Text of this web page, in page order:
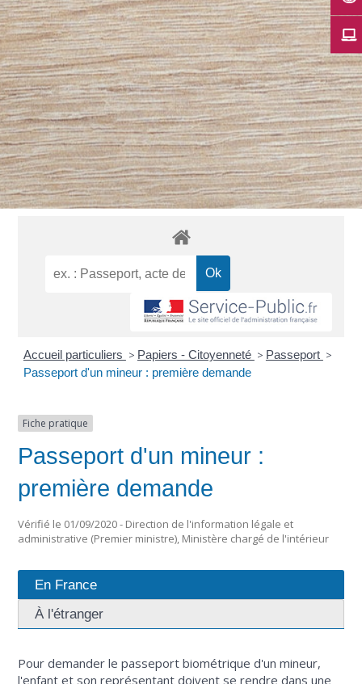
Accueil particuliers > Papiers - Citoyenneté > Passeport >
Passeport d'un mineur : première demande
Fiche pratique
Passeport d'un mineur :
première demande
Vérifié le 01/09/2020 - Direction de l'information légale et
administrative (Premier ministre), Ministère chargé de l'intérieur
En France
À l'étranger
Pour demander le passeport biométrique d'un mineur,
l'enfant et son représentant doivent se rendre dans une